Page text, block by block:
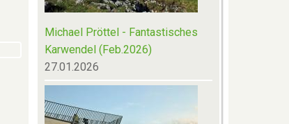
Michael Pröttel - Fantastisches
Karwendel (Feb.2026)
27.01.2026